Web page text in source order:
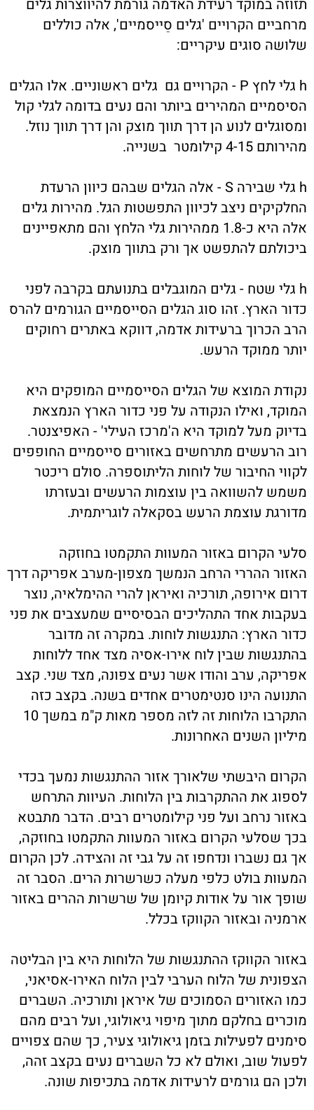
תזוזה במוקד רעידת האדמה גורמת להיווצרות גלים
מרחביים הקרויים 'גלים סֵייסמיים', אלה כוללים
שלושה סוגים עיקריים:
h גלי לחץ P - הקרויים גם גלים ראשוניים. אלו הגלים
הסיסמיים המהירים ביותר והם נעים בדומה לגלי קול
ומסוגלים לנוע הן דרך תווך מוצק והן דרך תווך נוזל.
מהירותם 4-15 קילומטר בשנייה.
h גלי שבירה S - אלה הגלים שבהם כיוון הרעדת
החלקיקים ניצב לכיוון התפשטות הגל. מהירות גלים
אלה היא כ-1.8 ממהירות גלי הלחץ והם מתאפיינים
ביכולתם להתפשט אך ורק בתווך מוצק.
h גלי שטח - גלים המוגבלים בתנועתם בקרבה לפני
כדור הארץ. זהו סוג הגלים הסייסמיים הגורמים להרס
הרב הכרוך ברעידות אדמה, דווקא באתרים רחוקים
יותר ממוקד הרעש.
נקודת המוצא של הגלים הסייסמיים המופקים היא
המוקד, ואילו הנקודה על פני כדור הארץ הנמצאת
בדיוק מעל למוקד היא ה'מרכז העילי' - האפיצנטר.
רוב הרעשים מתרחשים באזורים סייסמיים החופפים
לקווי החיבור של לוחות הליתוספרה. סולם ריכטר
משמש להשוואה בין עוצמות הרעשים ובעזרתו
מדורגת עוצמת הרעש בסקאלה לוגריתמית.
סלעי הקרום באזור המעוות התקמטו בחוזקה
האזור ההררי הרחב הנמשך מצפון-מערב אפריקה דרך
דרום אירופה, תורכיה ואיראן להרי ההימלאיה, נוצר
בעקבות אחד התהליכים הבסיסיים שמעצבים את פני
כדור הארץ: התנגשות לוחות. במקרה זה מדובר
בהתנגשות שבין לוח אירו-אסיה מצד אחד ללוחות
אפריקה, ערב והודו אשר נעים צפונה, מצד שני. קצב
התנועה הינו סנטימטרים אחדים בשנה. בקצב כזה
התקרבו הלוחות זה לזה מספר מאות ק"מ במשך 10
מיליון השנים האחרונות.
הקרום היבשתי שלאורך אזור ההתנגשות נמעך בכדי
לספוג את ההתקרבות בין הלוחות. העיוות התרחש
באזור נרחב ועל פני קילומטרים רבים. הדבר מתבטא
בכך שסלעי הקרום באזור המעוות התקמטו בחוזקה,
אך גם נשברו ונדחפו זה על גבי זה והצידה. לכן הקרום
המעוות בולט כלפי מעלה כשרשרות הרים. הסבר זה
שופך אור על אודות קיומן של שרשרות ההרים באזור
ארמניה ובאזור הקווקז בכלל.
באזור הקווקז ההתנגשות של הלוחות היא בין הבליטה
הצפונית של הלוח הערבי לבין הלוח האירו-אסיאני,
כמו האזורים הסמוכים של איראן ותורכיה. השברים
מוכרים בחלקם מתוך מיפוי גיאולוגי, ועל רבים מהם
סימנים לפעילות בזמן גיאולוגי צעיר, כך שהם צפויים
לפעול שוב, ואולם לא כל השברים נעים בקצב זהה,
ולכן הם גורמים לרעידות אדמה בתכיפות שונה.